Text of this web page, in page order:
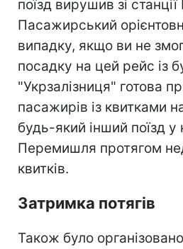
поїзд вирушив зі станції
Пасажирський
випадку, якщо ви не
посадку на цей рейс із
"Укрзалізниця" готова
пасажирів із квитками
будь-який інший поїзд
Перемишля протягом
квитків.
Затримка потягів
Також було